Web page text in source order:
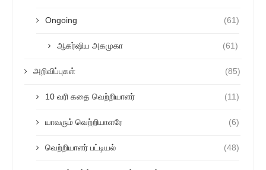
Ongoing (61)
ஆகர்ஷிய அகமுகா (61)
அறிவிப்புகள் (85)
10 வரி கதை வெற்றியாளர் (11)
யாவரும் வெற்றியாளரே (6)
வெற்றியாளர் பட்டியல் (48)